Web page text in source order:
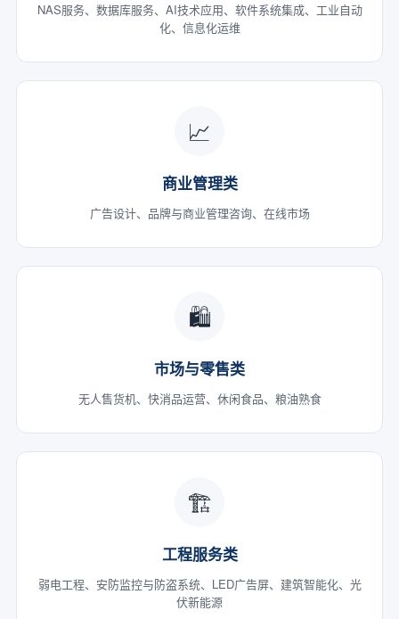
NAS服务、数据库服务、AI技术应用、软件系统集成、工业自动
化、信息化运维
📈
商业管理类
广告设计、品牌与商业管理咨询、在线市场
🛍️
市场与零售类
无人售货机、快消品运营、休闲食品、粮油熟食
🏗️
工程服务类
弱电工程、安防监控与防盗系统、LED广告屏、建筑智能化、光
伏新能源